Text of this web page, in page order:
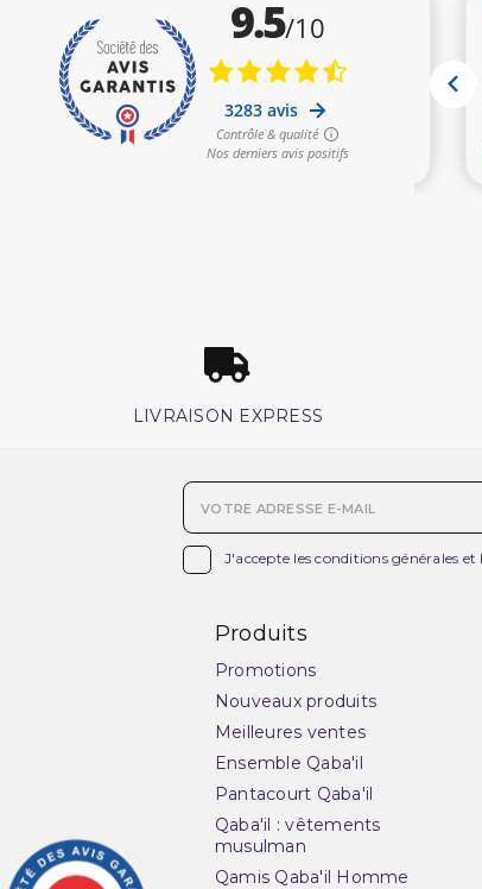
LIVRAISON EXPRESS
J'accepte les conditions générales et
Produits
Promotions
Nouveaux produits
Meilleures ventes
Ensemble Qaba'il
Pantacourt Qaba'il
Qaba'il : vêtements
musulman
Qamis Qaba'il Homme